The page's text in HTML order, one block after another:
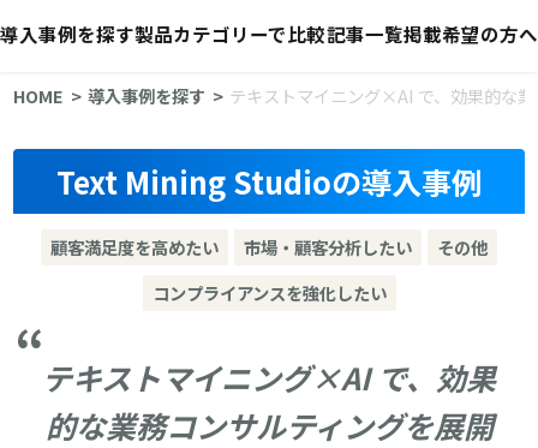
導入事例を探す製品カテゴリーで比較記事一覧掲載希望の方へ
HOME 導入事例を探す テキストマイニング×AI で、効果的な
Text Mining Studioの導入事例
顧客満足度を高めたい 市場・顧客分析したい
その他
コンプライアンスを強化したい
テキストマイニング×AI で、効果
的な業務コンサルティングを展開